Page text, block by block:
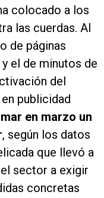
colocado a los
las cuerdas. Al
de páginas
el de minutos de
del
publicidad
en marzo un
, según los datos
que llevó a
sector a exigir
concretas